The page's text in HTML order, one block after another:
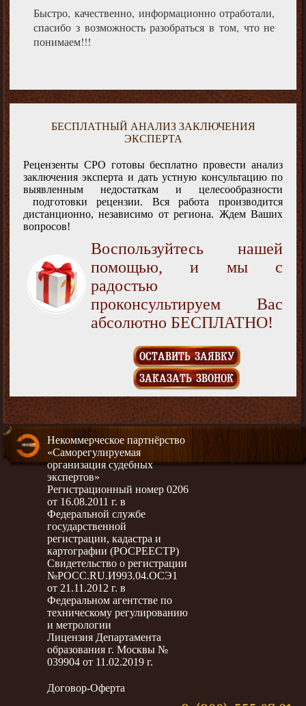
Быстро, качественно, информационно отработали,
спасибо з возможность разобраться в том, что не
понимаем!!!
БЕСПЛАТНЫЙ АНАЛИЗ ЗАКЛЮЧЕНИЯ
ЭКСПЕРТА
Рецензенты СРО готовы бесплатно провести анализ
заключения эксперта и дать устную консультацию по
выявленным недостаткам и целесообразности
подготовки рецензии. Вся работа производится
дистанционно, независимо от региона. Ждем Ваших
вопросов!
Воспользуйтесь нашей
помощью, и мы с
радостью
проконсультируем Вас
абсолютно БЕСПЛАТНО!
ОСТАВИТЬ ЗАЯВКУ
ЗАКАЗАТЬ ЗВОНОК
Некоммерческое партнёрство
«Саморегулируемая
организация судебных
экспертов»
Регистрационный номер 0206
от 16.08.2011 г. в
Федеральной службе
государственной
регистрации, кадастра и
картографии (РОСРЕЕСТР)
Свидетельство о регистрации
№РОСС.RU.И993.04.ОСЭ1
от 21.11.2012 г. в
Федеральном агентстве по
техническому регулированию
и метрологии
Лицензия Департамента
образования г. Москвы №
039904 от 11.02.2019 г.
Договор-Оферта